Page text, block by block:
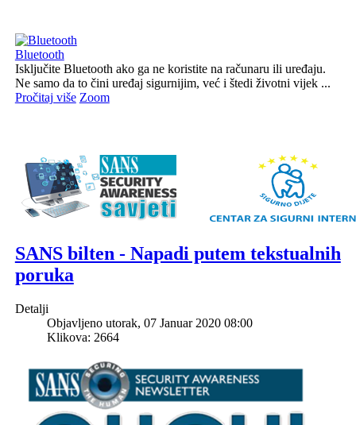
Bluetooth
Isključite Bluetooth ako ga ne koristite na računaru ili uređaju.
Ne samo da to čini uređaj sigurnijim, već i štedi životni vijek ...
Pročitaj više Zoom
SANS bilten - Napadi putem tekstualnih
poruka
Detalji
Objavljeno utorak, 07 Januar 2020 08:00
Klikova: 2664